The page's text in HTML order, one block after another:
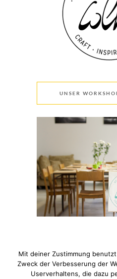
UNSER
Mit deiner Zustimmung
Zweck der Verbesserung der
Userverhaltens, die dazu